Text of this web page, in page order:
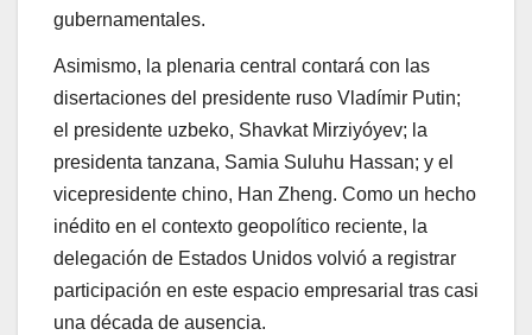
gubernamentales.
Asimismo, la plenaria central contará con las
disertaciones del presidente ruso Vladímir Putin;
el presidente uzbeko, Shavkat Mirziyóyev; la
presidenta tanzana, Samia Suluhu Hassan; y el
vicepresidente chino, Han Zheng. Como un hecho
inédito en el contexto geopolítico reciente, la
delegación de Estados Unidos volvió a registrar
participación en este espacio empresarial tras casi
una década de ausencia.